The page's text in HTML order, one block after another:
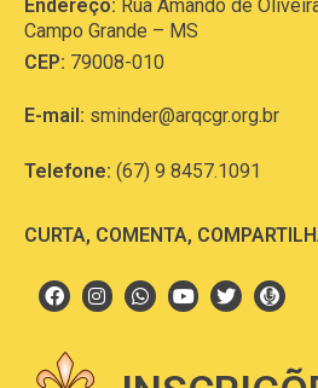
Endereço: Rua Amando de
Campo Grande – MS
CEP: 79008-010
E-mail: sminder@arqcgr.org.br
Telefone: (67) 9 8457.1091
CURTA, COMENTA,